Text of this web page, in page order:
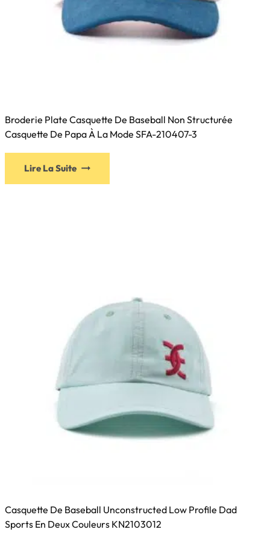
Broderie Plate Casquette De Baseball Non Structurée
Casquette De Papa À La Mode SFA-210407-3
Lire La Suite
choisies
sur
Casquette De Baseball Unconstructed Low Profile Dad
Sports En Deux Couleurs KN2103012